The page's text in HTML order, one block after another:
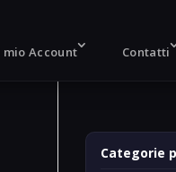
mio Account Contatti
Categorie